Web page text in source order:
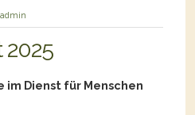
admin
im Dienst für Menschen